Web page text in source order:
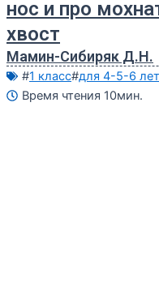
нос и про
хвост
Мамин-Сибиряк Д.Н.
#1 класс#для 4-5-6 лет
Время чтения 10мин.